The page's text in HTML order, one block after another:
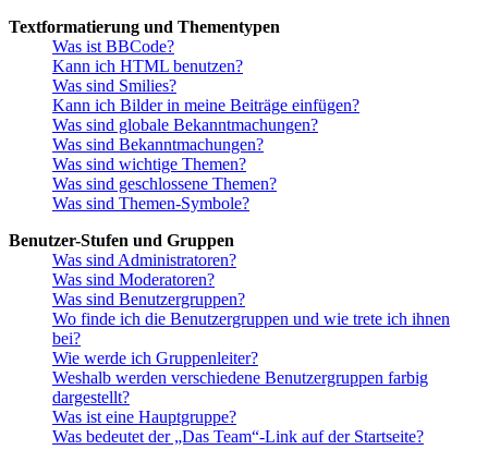
Textformatierung und Thementypen
Was ist BBCode?
Kann ich HTML benutzen?
Was sind Smilies?
Kann ich Bilder in meine Beiträge einfügen?
Was sind globale Bekanntmachungen?
Was sind Bekanntmachungen?
Was sind wichtige Themen?
Was sind geschlossene Themen?
Was sind Themen-Symbole?
Benutzer-Stufen und Gruppen
Was sind Administratoren?
Was sind Moderatoren?
Was sind Benutzergruppen?
Wo finde ich die Benutzergruppen und wie trete ich ihnen
bei?
Wie werde ich Gruppenleiter?
Weshalb werden verschiedene Benutzergruppen farbig
dargestellt?
Was ist eine Hauptgruppe?
Was bedeutet der „Das Team“-Link auf der Startseite?